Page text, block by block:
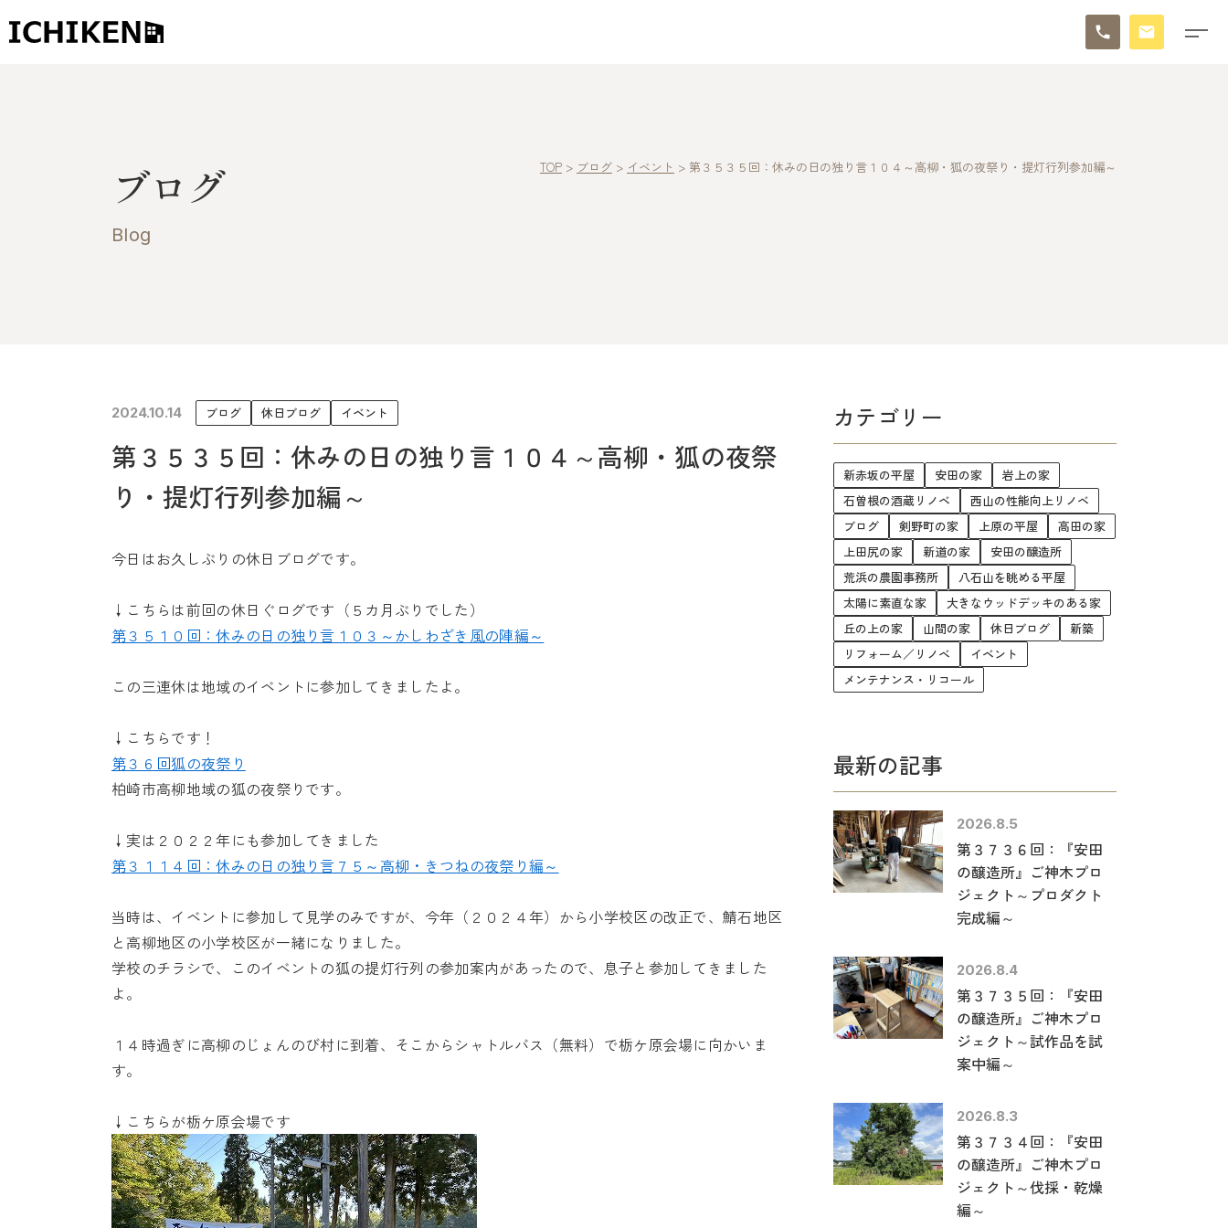
未来に住み継ぐ平屋
Tel. 0257-27-2157
ブログ
Blog
TOP > ブログ > イベント > 第３５３５回：休みの日の独り言１０４～高柳・狐の夜祭り・提灯行列参加編～
2024.10.14 ブログ 休日ブログ イベント
第３５３５回：休みの日の独り言１０４～高柳・狐の夜祭
り・提灯行列参加編～
今日はお久しぶりの休日ブログです。
↓こちらは前回の休日ぐログです（５カ月ぶりでした）
第３５１０回：休みの日の独り言１０３～かしわざき風の陣編～
この三連休は地域のイベントに参加してきましたよ。
↓こちらです！
第３６回狐の夜祭り
柏崎市高柳地域の狐の夜祭りです。
↓実は２０２２年にも参加してきました
第３１１４回：休みの日の独り言７５～高柳・きつねの夜祭り編～
当時は、イベントに参加して見学のみですが、今年（２０２４年）から小学校区の改正で、鯖石地区
と高柳地区の小学校区が一緒になりました。
学校のチラシで、このイベントの狐の提灯行列の参加案内があったので、息子と参加してきました
よ。
１４時過ぎに高柳のじょんのび村に到着、そこからシャトルバス（無料）で栃ケ原会場に向かいま
す。
↓こちらが栃ケ原会場です
カテゴリー
新赤坂の平屋 安田の家
岩上の家
石曽根の酒蔵リノベ
西山の性能向上リノベ
ブログ
剣野町の家 上原の平屋
高田の家
上田尻の家
新道の家
安田の醸造所
荒浜の農園事務所
八石山を眺める平屋
太陽に素直な家
大きなウッドデッキのある家
丘の上の家
山間の家 休日ブログ
新築
リフォーム／リノベ
イベント
メンテナンス・リコール
最新の記事
2026.8.5
第３７３６回：『安田
の醸造所』ご神木プロ
ジェクト～プロダクト
完成編～
2026.8.4
第３７３５回：『安田
の醸造所』ご神木プロ
ジェクト～試作品を試
案中編～
2026.8.3
第３７３４回：『安田
の醸造所』ご神木プロ
ジェクト～伐採・乾燥
編～